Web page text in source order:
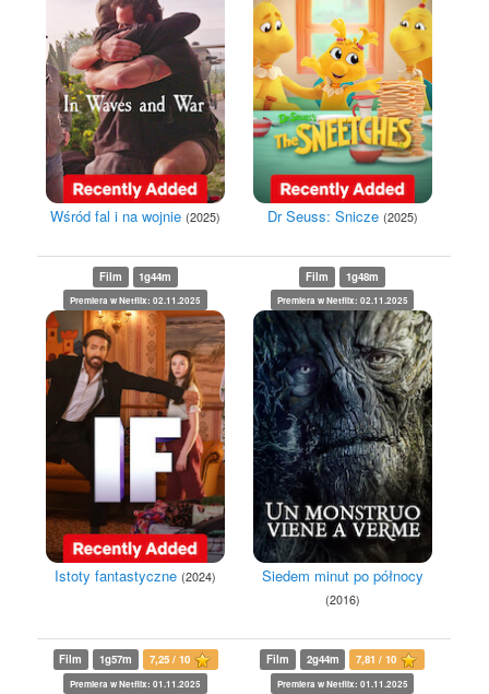
Wśród fal i na wojnie (2025) Dr Seuss: Snicze (2025)
Film 1g44m
Premiera w Netflix: 02.11.2025
Istoty fantastyczne (2024)
Film 1g48m
Premiera w Netflix: 02.11.2025
Siedem minut po północy
(2016)
Film 1g57m 7,25 / 10
Premiera w Netflix: 01.11.2025
Film 2g44m 7,81 / 10
Premiera w Netflix: 01.11.2025